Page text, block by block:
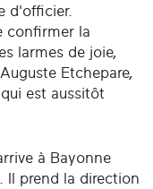
d'officier.
confirmer la
larmes de joie,
Etchepare,
qui est aussitôt
à Bayonne
Il prend la direction